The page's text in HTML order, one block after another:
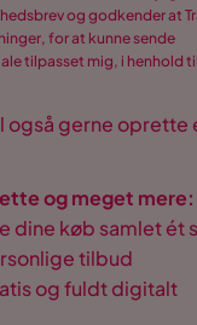
og godkender at
for at kunne sende
tilpasset mig, i henhold
også gerne oprette
og meget mere:
dine køb samlet ét
tilbud
og fuldt digitalt